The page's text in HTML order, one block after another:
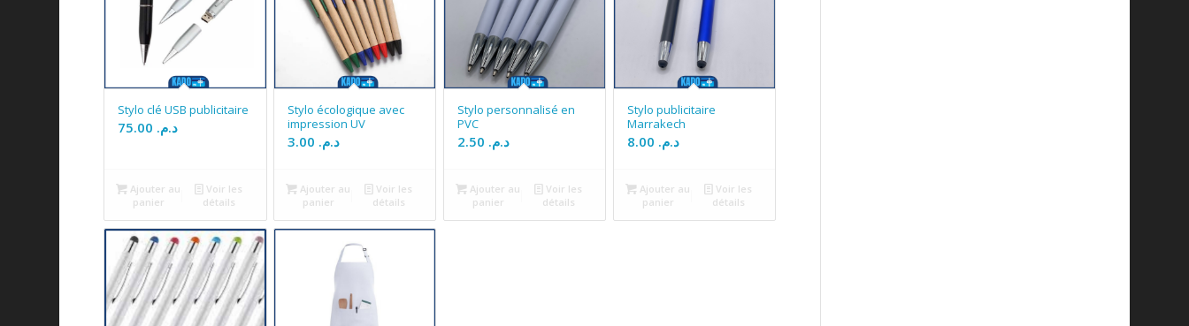
Stylo clé USB publicitaire
د.م.
Ajouter au
panier
Voir les
détails
Stylo écologique avec
impression UV
د.م.
Ajouter au
panier
Voir les
détails
Stylo personnalisé en
PVC
د.م.
Ajouter au
panier
Voir les
détails
Stylo publicitaire
Marrakech
د.م.
Ajouter au
panier
Voir les
détails